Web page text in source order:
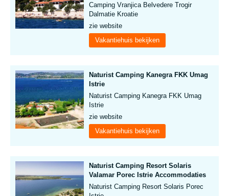
Camping Vranjica Belvedere Trogir
Dalmatie Kroatie
zie website
Vakantiehuis bekijken
Naturist Camping Kanegra FKK Umag
Istrie
Naturist Camping Kanegra FKK Umag
Istrie
zie website
Vakantiehuis bekijken
Naturist Camping Resort Solaris
Valamar Porec Istrie Accommodaties
Naturist Camping Resort Solaris Porec